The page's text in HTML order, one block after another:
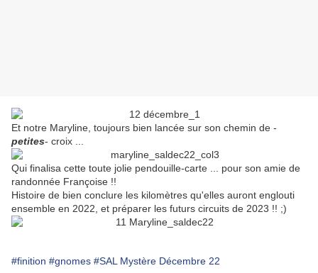
Et notre Maryline, toujours bien lancée sur son chemin de -
petites- croix ...
Qui finalisa cette toute jolie pendouille-carte ... pour son amie de
randonnée Françoise !!
Histoire de bien conclure les kilomètres qu'elles auront englouti
ensemble en 2022, et préparer les futurs circuits de 2023 !! ;)
#finition #gnomes #SAL Mystère Décembre 22